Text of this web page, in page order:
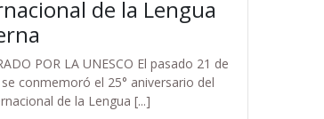
de la Lengua
POR LA UNESCO El pasado 21 de
conmemoró el 25° aniversario del
de la Lengua [...]